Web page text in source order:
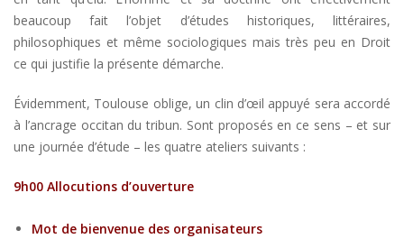
beaucoup fait l’objet d’études historiques, littéraires,
philosophiques et même sociologiques mais très peu en Droit
ce qui justifie la présente démarche.
Évidemment, Toulouse oblige, un clin d’œil appuyé sera accordé
à l’ancrage occitan du tribun. Sont proposés en ce sens – et sur
une journée d’étude – les quatre ateliers suivants :
9h00 Allocutions d’ouverture
Mot de bienvenue des organisateurs